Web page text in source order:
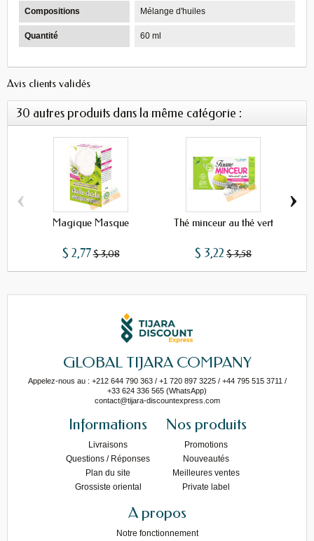
Compositions Mélange d'huiles
Quantité 60 ml
Avis clients validés
30 autres produits dans la même catégorie :
Magique Masque
$ 2,77$ 3,08
Thé minceur au thé vert
$ 3,22 $ 3,58
‹ ›
GLOBAL TIJARA COMPANY
Appelez-nous au : +212 644 790 363 / +1 720 897 3225 / +44 795 515 3711 /
+33 624 336 565 (WhatsApp)
contact@tijara-discountexpress.com
Informations
Livraisons
Questions / Réponses
Plan du site
Grossiste oriental
Nos produits
Promotions
Nouveautés
Meilleures ventes
Private label
A propos
Notre fonctionnement